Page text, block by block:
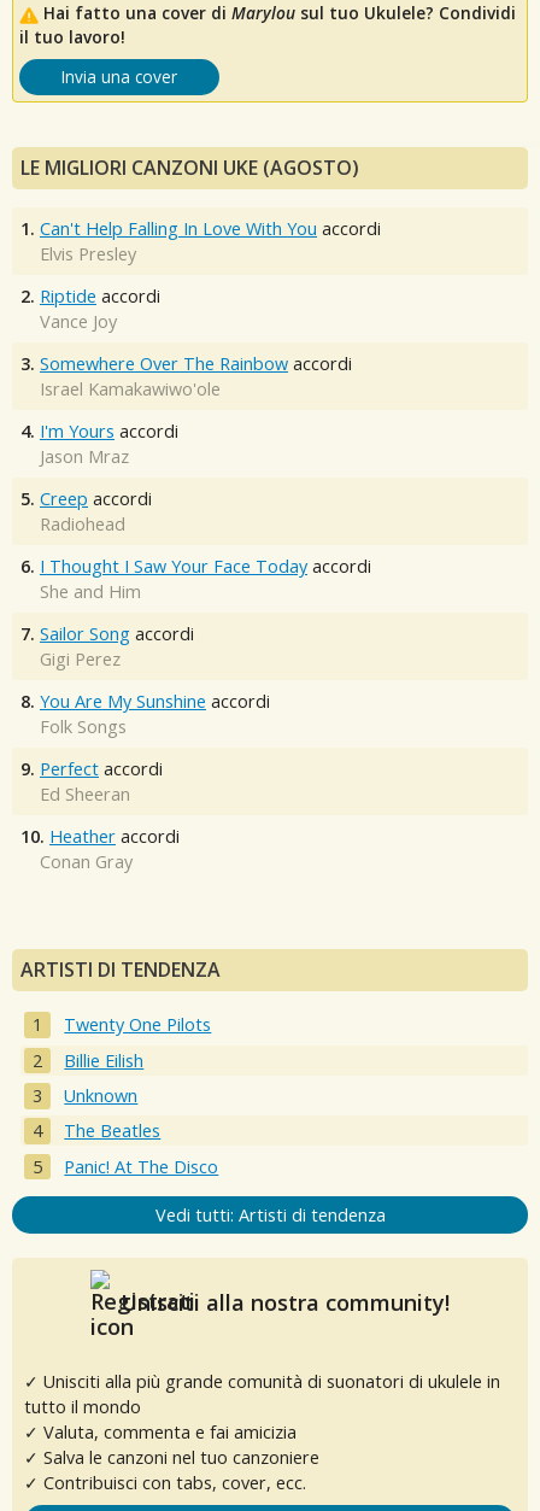
Hai fatto una cover di Marylou sul tuo Ukulele? Condividi
il tuo lavoro!
Invia una cover
LE MIGLIORI CANZONI UKE (AGOSTO)
1. Can't Help Falling In Love With You accordi
Elvis Presley
2. Riptide accordi
Vance Joy
3. Somewhere Over The Rainbow accordi
Israel Kamakawiwo'ole
4. I'm Yours accordi
Jason Mraz
5. Creep accordi
Radiohead
6. I Thought I Saw Your Face Today accordi
She and Him
7. Sailor Song accordi
Gigi Perez
8. You Are My Sunshine accordi
Folk Songs
9. Perfect accordi
Ed Sheeran
10. Heather accordi
Conan Gray
ARTISTI DI TENDENZA
Twenty One Pilots
Billie Eilish
Unknown
The Beatles
Panic! At The Disco
Vedi tutti: Artisti di tendenza
Unisciti alla nostra community!
✓ Unisciti alla più grande comunità di suonatori di ukulele in
tutto il mondo
✓ Valuta, commenta e fai amicizia
✓ Salva le canzoni nel tuo canzoniere
✓ Contribuisci con tabs, cover, ecc.